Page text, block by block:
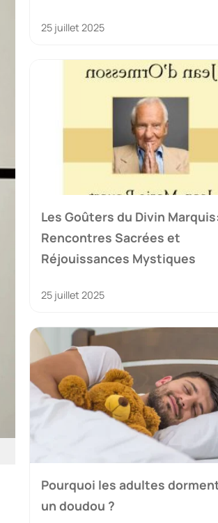
25 juillet 2025
Les Goûters du Divin Marquis:
Rencontres Sacrées et
Réjouissances Mystiques
25 juillet 2025
Pourquoi les adultes
un doudou ?